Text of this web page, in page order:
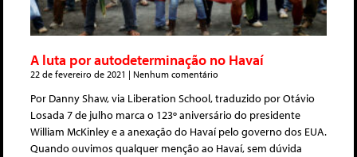
A luta por autodeterminação no Havaí
22 de fevereiro de 2021 Nenhum comentário
Por Danny Shaw, via Liberation School, traduzido por Otávio
Losada 7 de julho marca o 123º aniversário do presidente
William McKinley e a anexação do Havaí pelo governo dos EUA.
Quando ouvimos qualquer menção ao Havaí, sem dúvida